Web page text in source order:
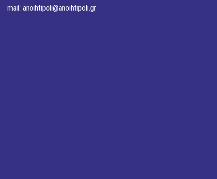
mail: anoihtipoli@anoihtipoli.gr